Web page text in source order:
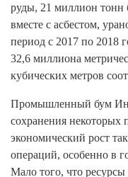
руды, 21 миллион тонн
вместе с асбестом,
период с 2017 по 2018
32,6 миллиона
кубических метров
Промышленный бум
сохранения некоторых
экономический рост
операций, особенно в
Мало того, что